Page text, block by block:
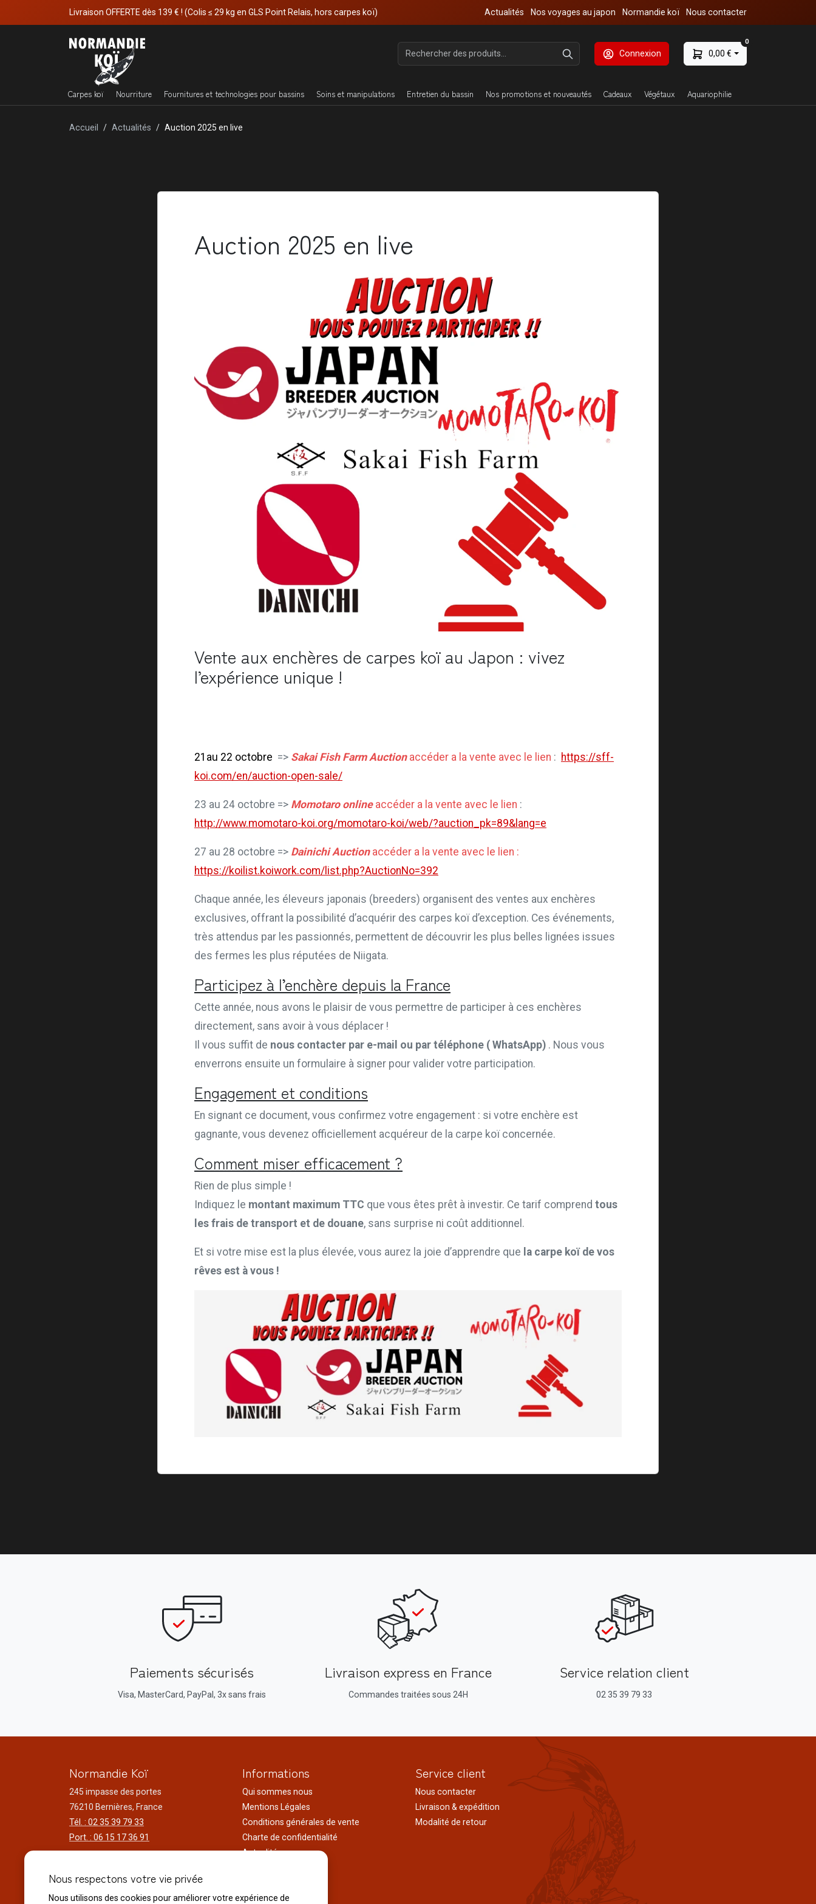
Livraison OFFERTE dès 139 € ! (Colis ≤ 29 kg en GLS Point Relais, hors carpes koï) Actualités Nos voyages au japon Normandie koï Nous contacter
Connexion 0,00 €
0
Carpes koï Nourriture Fournitures et technologies pour bassins Soins et manipulations Entretien du bassin Nos promotions et nouveautés Cadeaux Végétaux Aquariophilie
Accueil Actualités Auction 2025 en live
Auction 2025 en live
Vente aux enchères de carpes koï au Japon : vivez
l’expérience unique !
21au 22 octobre => Sakai Fish Farm Auctionaccéder a la vente avec le lien : https://sff-
koi.com/en/auction-open-sale/
23 au 24 octobre => Momotaro onlineaccéder a la vente avec le lien :
http://www.momotaro-koi.org/momotaro-koi/web/?auction_pk=89&lang=e
27 au 28 octobre => Dainichi Auction accéder a la vente avec le lien :
https://koilist.koiwork.com/list.php?AuctionNo=392
Chaque année, les éleveurs japonais (breeders) organisent des ventes aux enchères
exclusives, offrant la possibilité d’acquérir des carpes koï d’exception. Ces événements,
très attendus par les passionnés, permettent de découvrir les plus belles lignées issues
des fermes les plus réputées de Niigata.
Participez à l’enchère depuis la France
Cette année, nous avons le plaisir de vous permettre de participer à ces enchères
directement, sans avoir à vous déplacer !
Il vous suffit de nous contacter par e-mail ou par téléphone ( WhatsApp) . Nous vous
enverrons ensuite un formulaire à signer pour valider votre participation.
Engagement et conditions
En signant ce document, vous confirmez votre engagement : si votre enchère est
gagnante, vous devenez officiellement acquéreur de la carpe koï concernée.
Comment miser efficacement ?
Rien de plus simple !
Indiquez le montant maximum TTC que vous êtes prêt à investir. Ce tarif comprend tous
les frais de transport et de douane, sans surprise ni coût additionnel.
Et si votre mise est la plus élevée, vous aurez la joie d’apprendre que la carpe koï de vos
rêves est à vous !
Paiements sécurisés
Visa, MasterCard, PayPal, 3x sans frais
Livraison express en France
Commandes traitées sous 24H
Service relation client
02 35 39 79 33
Normandie Koï
245 impasse des portes
76210 Bernières, France
Tél. : 02 35 39 79 33
Port. : 06 15 17 36 91
Du lundi au samedi
9h00 à 12h00 - 14h00 à 18h30
Informations
Qui sommes nous
Mentions Légales
Conditions générales de vente
Charte de confidentialité
Actualités
Liens utiles
Service client
Nous contacter
Livraison & expédition
Modalité de retour
Nous respectons votre vie privée
Nous utilisons des cookies pour améliorer votre expérience de